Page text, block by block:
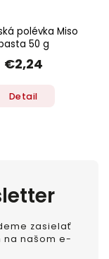
polévka Miso
50 g
€2,24
Detail
zasielať
na našom e-